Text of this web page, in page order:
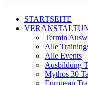
STARTSEITE
Termin
Alle
Alle Events
Ausbildung
Mythos 30
European